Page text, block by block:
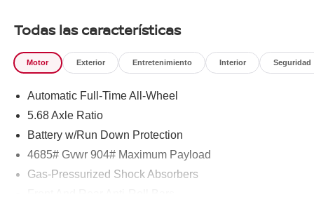
Todas las características
Motor Exterior Entretenimiento Interior Seguridad
Automatic Full-Time All-Wheel
5.68 Axle Ratio
Battery w/Run Down Protection
4685# Gvwr 904# Maximum Payload
Gas-Pressurized Shock Absorbers